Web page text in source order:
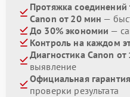
Протяжка соединений
Canon от 20 мин —
До 30% экономии —
Контроль на каждом
Диагностика Canon
выявление
Официальная
проверки результата